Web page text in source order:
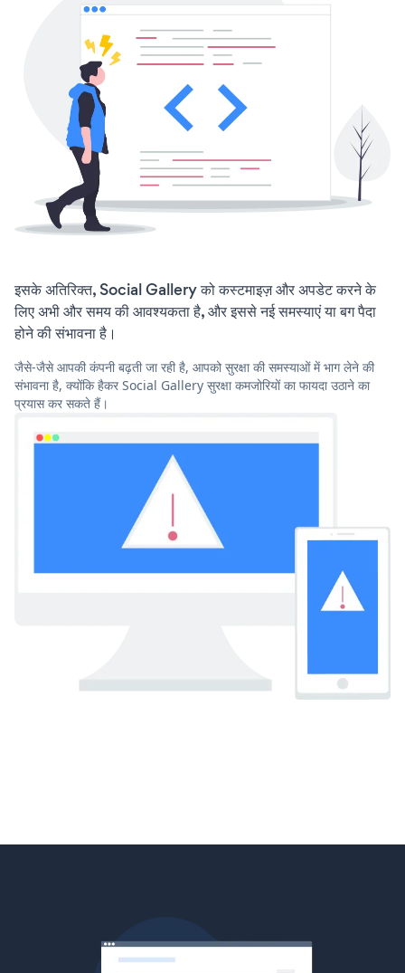
इसके अतिरिक्त, Social Gallery को कस्टमाइज़ और अपडेट करने के
लिए अभी और समय की आवश्यकता है, और इससे नई समस्याएं या बग पैदा
होने की संभावना है।
जैसे-जैसे आपकी कंपनी बढ़ती जा रही है, आपको सुरक्षा की समस्याओं में भाग लेने की
संभावना है, क्योंकि हैकर Social Gallery सुरक्षा कमजोरियों का फायदा उठाने का
प्रयास कर सकते हैं।